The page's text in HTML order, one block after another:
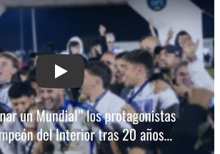
Play: “Esto es como ganar un